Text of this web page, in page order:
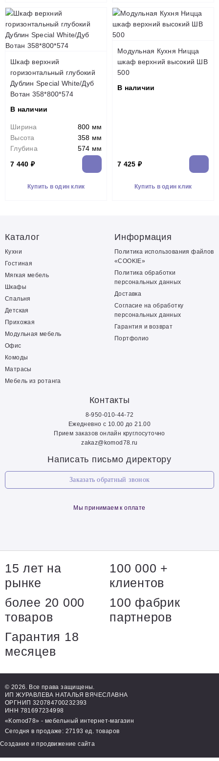
Шкаф верхний
горизонтальный глубокий
Дублин Special White/Дуб
Вотан 358*800*574
В наличии
Ширина
800 мм
Высота
358 мм
Глубина
574 мм
7 440 ₽
Купить в один клик
Модульная Кухня Ницца
шкаф верхний высокий ШВ
500
В наличии
7 425 ₽
Купить в один клик
Каталог
Кухни
Гостиная
Мягкая мебель
Шкафы
Спальня
Детская
Прихожая
Модульная мебель
Офис
Комоды
Матрасы
Мебель из ротанга
Информация
Политика использования файлов
«COOKIE»
Политика обработки
персональных данных
Доставка
Согласие на обработку
персональных данных
Гарантия и возврат
Портфолио
Контакты
8-950-010-44-72
Ежедневно с 10.00 до 21.00
Прием заказов онлайн круглосуточно
zakaz@komod78.ru
Написать письмо директору
Заказать обратный звонок
Мы принимаем к оплате
15 лет на
рынке
100 000 +
клиентов
более 20 000
товаров
100 фабрик
партнеров
Гарантия 18
месяцев
© 2026. Все права защищены.
ИП ЖУРАВЛЕВА НАТАЛЬЯ ВЯЧЕСЛАВНА
ОРГНИП 320784700232393
ИНН 781697234998
«Komod78» - мебельный интернет-магазин
Сегодня в продаже: 27193 ед. товаров
Создание и продвижение сайта